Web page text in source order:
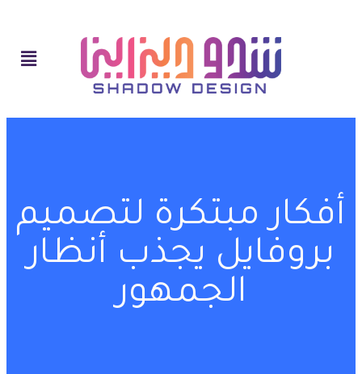
أفكار مبتكرة لتصميم
بروفايل يجذب أنظار
الجمهور